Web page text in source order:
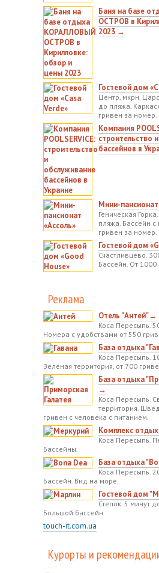
Баня на базе
ОСТРОВ в
2023 →
Гостевой дом
Центр, мкрн.
до пляжа.
гривен за номер.
Компания
строительство
бассейнов в
Мини-
Геническая
пляжа. Бассейн
гривен за номер.
Гостевой дом
Счастливцево.
Бассейн. От
Реклама
Отель "Антей"→
Коса Пересыпь.
Номера с удобствами от 550
База отдыха
Коса Пересыпь.
Зеленая территория, от 700
База отдыха
→
Коса Пересыпь.
территория.
гривен с человека с питанием.
Комплекс
Коса Пересыпь.
Бассейны.
База отдыха
Коса Пересыпь.
Бассейн. Вид на море.
Гостевой дом
Степок. 5 минут
Большой бассейн.
touch-it.com.ua
Курорты и